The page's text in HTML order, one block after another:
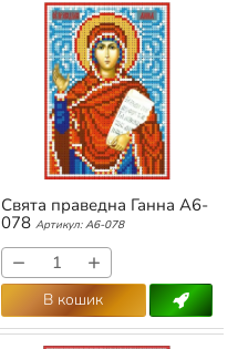
Свята праведна Ганна А6-
078 Артикул: А6-078
− +
В кошик